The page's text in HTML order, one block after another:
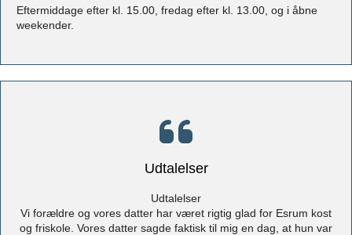
Eftermiddage efter kl. 15.00, fredag efter kl. 13.00, og i åbne
weekender.
Udtalelser
Udtalelser
Vi forældre og vores datter har været rigtig glad for Esrum kost
og friskole. Vores datter sagde faktisk til mig en dag, at hun var